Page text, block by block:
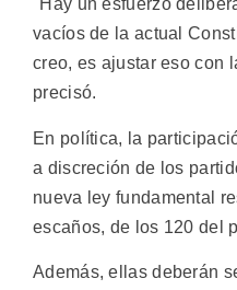
"Hay un esfuerzo
vacíos de la actual
creo, es ajustar eso con
precisó.
En política, la
a discreción de los
nueva ley fundamental
escaños, de los 120 del
Además, ellas deberán